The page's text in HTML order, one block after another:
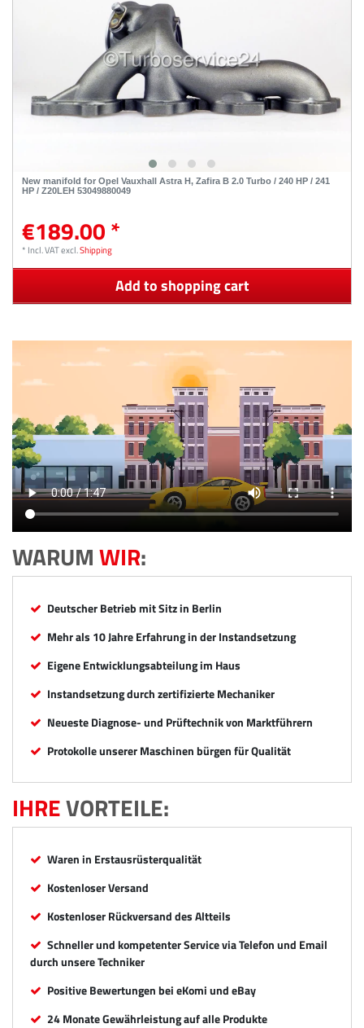
New manifold for Opel Vauxhall Astra H, Zafira B 2.0 Turbo / 240 HP / 241
HP / Z20LEH 53049880049
€189.00 *
* Incl. VATexcl.Shipping
Add to shopping cart
WARUMWIR:
Deutscher Betrieb mit Sitz in Berlin
Mehr als 10 Jahre Erfahrung in der Instandsetzung
Eigene Entwicklungsabteilung im Haus
Instandsetzung durch zertifizierte Mechaniker
Neueste Diagnose- und Prüftechnik von Marktführern
Protokolle unserer Maschinen bürgen für Qualität
IHREVORTEILE:
Waren in Erstausrüsterqualität
Kostenloser Versand
Kostenloser Rückversand des Altteils
Schneller und kompetenter Service via Telefon und Email
durch unsere Techniker
Positive Bewertungen bei eKomi und eBay
24 Monate Gewährleistung auf alle Produkte